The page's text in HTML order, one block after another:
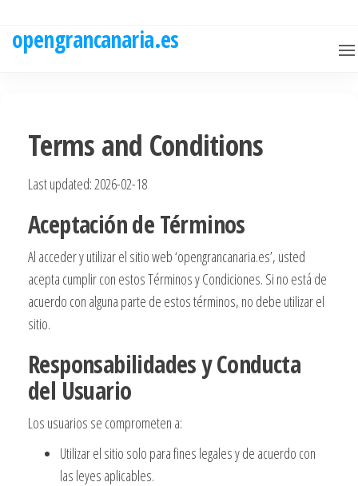
opengrancanaria.es
Terms and Conditions
Last updated: 2026-02-18
Aceptación de Términos
Al acceder y utilizar el sitio web ‘opengrancanaria.es’, usted
acepta cumplir con estos Términos y Condiciones. Si no está de
acuerdo con alguna parte de estos términos, no debe utilizar el
sitio.
Responsabilidades y Conducta
del Usuario
Los usuarios se comprometen a:
Utilizar el sitio solo para fines legales y de acuerdo con
las leyes aplicables.